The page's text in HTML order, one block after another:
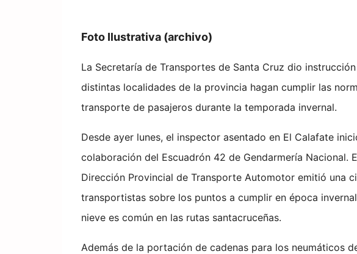
Foto Ilustrativa (archivo)
La Secretaría de Transportes de Santa Cruz dio
distintas localidades de la provincia hagan cumplir las
transporte de pasajeros durante la temporada invernal.
Desde ayer lunes, el inspector asentado en El Calafate
colaboración del Escuadrón 42 de Gendarmería Nacional.
Dirección Provincial de Transporte Automotor emitió una
transportistas sobre los puntos a cumplir en época
nieve es común en las rutas santacruceñas.
Además de la portación de cadenas para los neumáticos